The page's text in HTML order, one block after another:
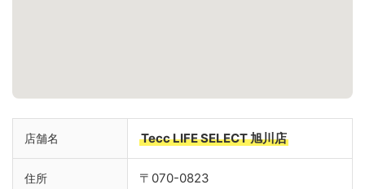
店舗名 Tecc LIFE SELECT 旭川店
住所
〒070-0823